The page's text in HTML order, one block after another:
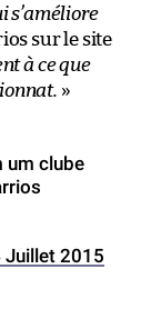
s’améliore
sur le site
à ce que
»
um clube
Juillet 2015